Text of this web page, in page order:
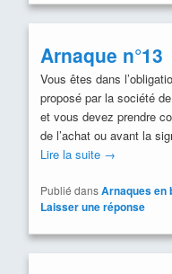
Arnaque n°13
Vous êtes dans
proposé par la société
et vous devez prendre
de l’achat ou avant la
Lire la suite →
Publié dansArnaques en
Laisser une réponse